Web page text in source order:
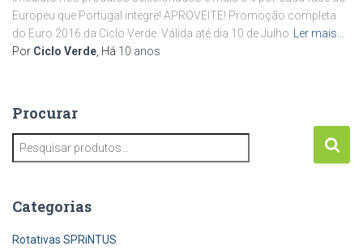
Europeu que Portugal integre! APROVEITE! Promoção completa
do Euro 2016 da Ciclo Verde. Válida até dia 10 de Julho Ler mais…
Por Ciclo Verde, Há 10 anos
Procurar
e
u
Categorias
Rotativas SPRiNTUS